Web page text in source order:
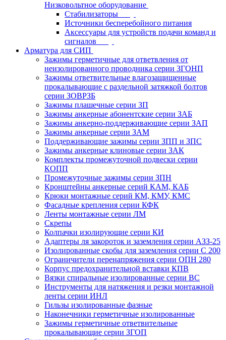
Низковольтное оборудование
Стабилизаторы
Источники бесперебойного питания
Аксессуары для устройств подачи команд и
сигналов
Арматура для СИП
Зажимы герметичные для ответвления от
неизолированного проводника серии ЗГОНП
Зажимы ответвительные влагозащищенные
прокалывающие с раздельной затяжкой болтов
серии ЗОВРЗБ
Зажимы плашечные серии ЗП
Зажимы анкерные абонентские серии ЗАБ
Зажимы анкерно-поддерживающие серии ЗАП
Зажимы анкерные серии ЗАМ
Поддерживающие зажимы серии ЗПП и ЗПС
Зажимы анкерные клиновые серии ЗАК
Комплекты промежуточной подвески серии
КОПП
Промежуточные зажимы серии ЗПН
Кронштейны анкерные серий КАМ, КАБ
Крюки монтажные серий КМ, КМУ, КМС
Фасадные крепления серии КФК
Ленты монтажные серии ЛМ
Скрепы
Колпачки изолирующие серии КИ
Адаптеры ля закороток и заземления серии АЗЗ-25
Изолированные скобы для заземления серии С 200
Ограничители перенапряжения серии ОПН 280
Корпус предохранительной вставки КПВ
Вязки спиральные изолированные серии ВС
Инструменты для натяжения и резки монтажной
ленты серии ИНЛ
Гильзы изолированные фазные
Наконечники герметичные изолированные
Зажимы герметичные ответвительные
прокалывающие серии ЗГОП